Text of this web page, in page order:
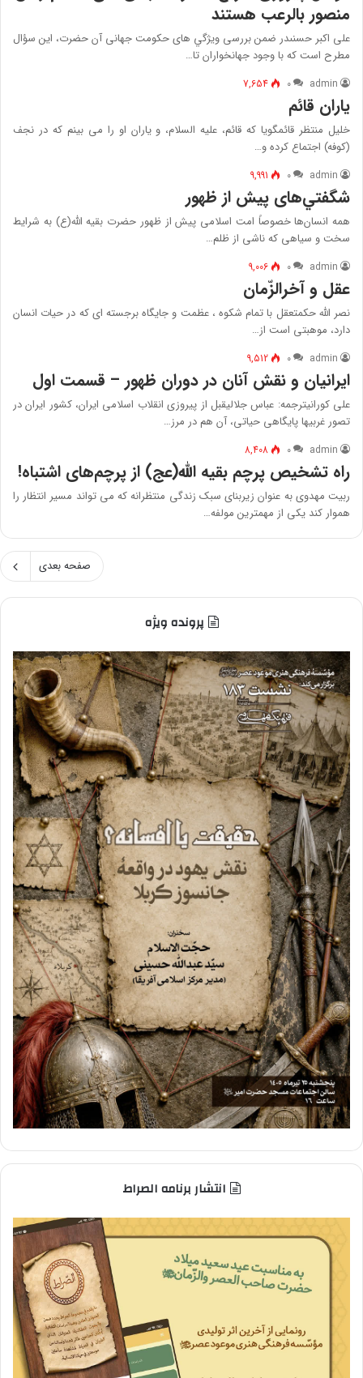
منصور بالرعب هستند
على اكبر حسنى‏در ضمن بررسى ويژگي هاى حكومت جهانى آن حضرت، اين سؤال
مطرح است كه با وجود جهانخواران تا…
admin ۰ 7,654
ياران قائم ‏
خليل منتظر قائم‏گويا كه قائم، عليه ‏السلام، و ياران او را مى ‏بينم كه در نجف
(كوفه) اجتماع كرده و…
admin ۰ 9,991
شگفتي‌های پيش از ظهور
همه انسان‌ها خصوصاً امت اسلامی پیش از ظهور حضرت بقیه الله(ع) به شرایط
سخت و سیاهی كه ناشی از ظلم…
admin ۰ 9,006
عقل و آخرالزّمان
نصر الله حکمتعقل با تمام شکوه ، عظمت و جایگاه برجسته ای که در حیات انسان
دارد، موهبتی است از…
admin ۰ 9,512
ایرانیان و نقش آنان در دوران ظهور – قسمت اول
علی کورانیترجمه: عباس جلالیقبل از پیروزی انقلاب اسلامی ایران، کشور ایران در
تصور غربیها پایگاهی حیاتی، آن هم در مرز…
admin ۰ 8,408
راه تشخیص پرچم بقیه الله(عج) از پرچم‏‌های اشتباه!
ربیت مهدوی به عنوان زیربنای سبک زندگی منتظرانه که می تواند مسیر انتظار را
هموار کند یکی از مهمترین مولفه…
صفحه بعدی
پرونده ویژه
انتشار برنامه الصراط